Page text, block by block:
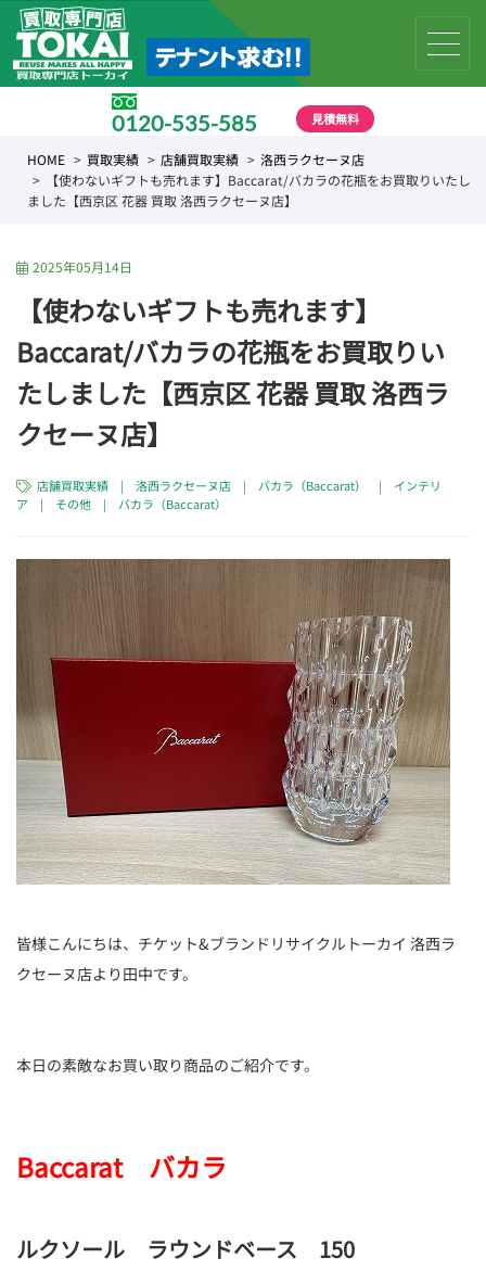
0120-535-585 見積無料
HOME 買取実績 店舗買取実績
洛西ラクセーヌ店
【使わないギフトも売れます】Baccarat/バカラの花瓶をお買取りいたし
ました【西京区 花器 買取 洛西ラクセーヌ店】
2025年05月14日
【使わないギフトも売れます】
Baccarat/バカラの花瓶をお買取りい
たしました【西京区 花器 買取 洛西ラ
クセーヌ店】
店舗買取実績 |洛西ラクセーヌ店 | バカラ（Baccarat） | インテリ
ア | その他 | バカラ（Baccarat）
皆様こんにちは、チケット&ブランドリサイクルトーカイ 洛西ラ
クセーヌ店より田中です。
本日の素敵なお買い取り商品のご紹介です。
Baccarat バカラ
ルクソール ラウンドベース 150